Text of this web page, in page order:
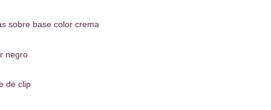
sobre base color crema
negro
de clip